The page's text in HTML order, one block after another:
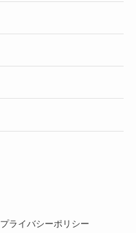
プライバシーポリシー